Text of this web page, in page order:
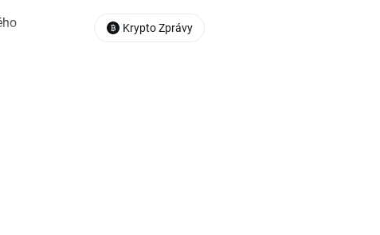
Krypto Zprávy